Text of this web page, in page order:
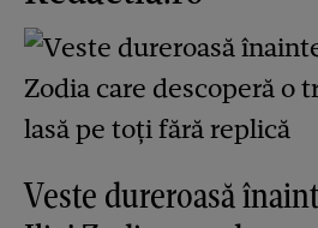
Veste dureroasă